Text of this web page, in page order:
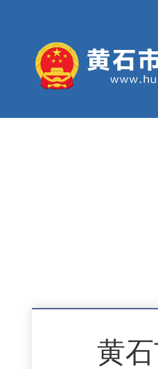
黄